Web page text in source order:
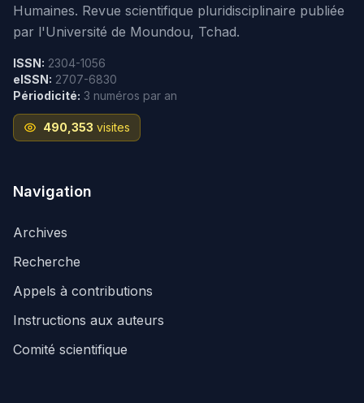
Humaines. Revue scientifique pluridisciplinaire publiée
par l'Université de Moundou, Tchad.
ISSN: 2304-1056
eISSN: 2707-6830
Périodicité: 3 numéros par an
490,353 visites
Navigation
Archives
Recherche
Appels à contributions
Instructions aux auteurs
Comité scientifique